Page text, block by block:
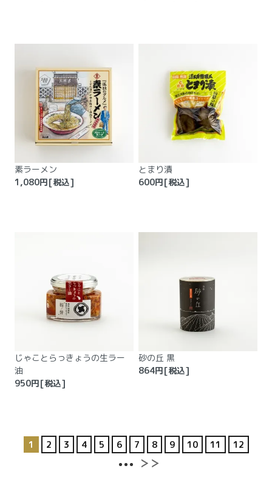
素ラーメン
1,080円[税込]
とまり漬
600円[税込]
じゃことらっきょうの生ラー
油
950円[税込]
砂の丘 黒
864円[税込]
1 2 3 4 5 6 7 8 9 10 11 12